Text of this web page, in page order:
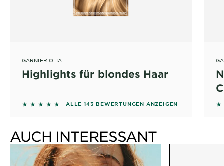
GARNIER OLIA
Highlights für blondes Haar
4.5035 out of 5 stars based on reviews
ALLE 143 BEWERTUNGEN ANZEIGEN
AUCH INTERESSANT